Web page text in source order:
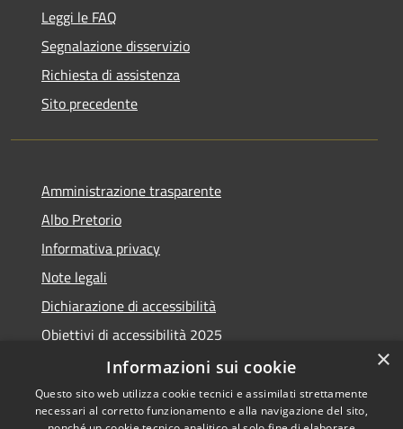
Leggi le FAQ
Segnalazione disservizio
Richiesta di assistenza
Sito precedente
Amministrazione trasparente
Albo Pretorio
Informativa privacy
Note legali
Dichiarazione di accessibilità
Obiettivi di accessibilità 2025
Meccanismo di feedback
×
Informazioni sui cookie
Questo sito web utilizza cookie tecnici e assimilati strettamente
necessari al corretto funzionamento e alla navigazione del sito,